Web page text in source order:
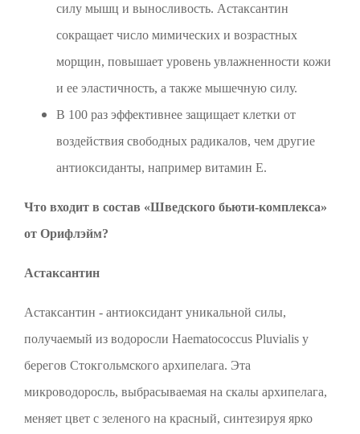
силу мышц и выносливость. Астаксантин
сокращает число мимических и возрастных
морщин, повышает уровень увлажненности кожи
и ее эластичность, а также мышечную силу.
В 100 раз эффективнее защищает клетки от
воздействия свободных радикалов, чем другие
антиоксиданты, например витамин Е.
Что входит в состав «Шведского бьюти-комплекса»
от Орифлэйм?
Астаксантин
Астаксантин - антиоксидант уникальной силы,
получаемый из водоросли Haematococcus Pluvialis у
берегов Стокгольмского архипелага. Эта
микроводоросль, выбрасываемая на скалы архипелага,
меняет цвет с зеленого на красный, синтезируя ярко